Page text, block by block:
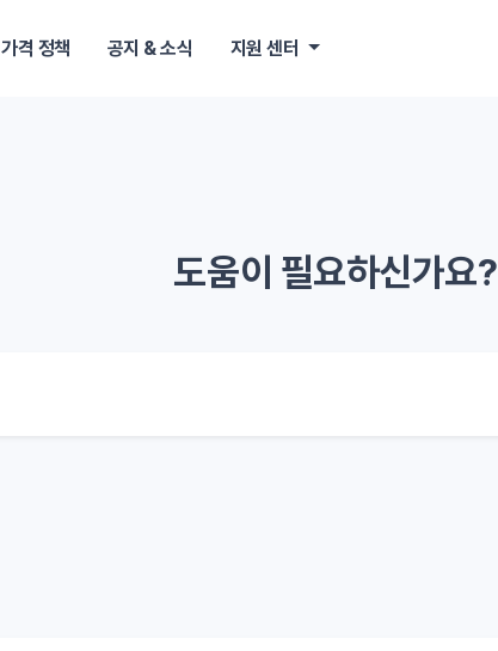
가격 정책 공지 & 소식 지원 센터
도움이 필요하신가요?